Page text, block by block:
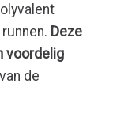
Deze
voordelig
de